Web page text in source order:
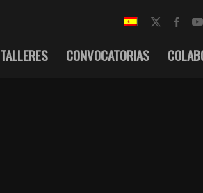
TALLERES CONVOCATORIAS